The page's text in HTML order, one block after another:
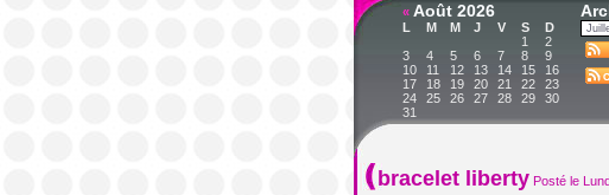
« Août 2026
L M M J V S
D
1
2
3
4 5 6 7 8
9
10
11 12 13 14 15
16
17
18 19 20 21 22
23
24
25 26 27 28 29
30
31
bracelet liberty Posté le